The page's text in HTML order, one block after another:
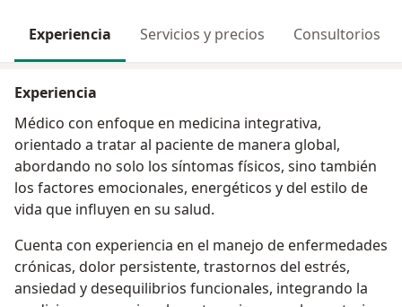
Experiencia Servicios y precios Consultorios
Experiencia
Médico con enfoque en medicina integrativa,
orientado a tratar al paciente de manera global,
abordando no solo los síntomas físicos, sino también
los factores emocionales, energéticos y del estilo de
vida que influyen en su salud.
Cuenta con experiencia en el manejo de enfermedades
crónicas, dolor persistente, trastornos del estrés,
ansiedad y desequilibrios funcionales, integrando la